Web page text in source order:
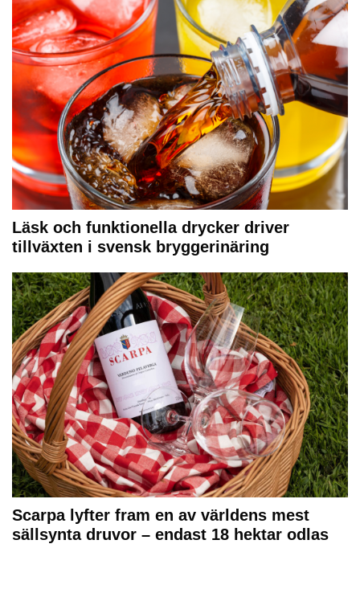
Läsk och funktionella drycker driver
tillväxten i svensk bryggerinäring
Scarpa lyfter fram en av världens mest
sällsynta druvor – endast 18 hektar odlas